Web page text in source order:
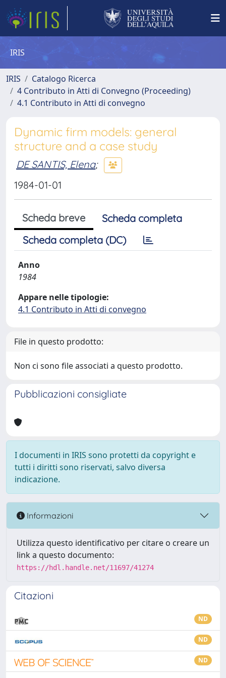
IRIS
IRIS
Catalogo Ricerca
4 Contributo in Atti di Convegno (Proceeding)
4.1 Contributo in Atti di convegno
Dynamic firm models: general
structure and a case study
DE SANTIS, Elena;
1984-01-01
Scheda breve
Scheda completa
Scheda completa (DC)
Anno
1984
Appare nelle tipologie:
4.1 Contributo in Atti di convegno
File in questo prodotto:
Non ci sono file associati a questo prodotto.
Pubblicazioni consigliate
I documenti in IRIS sono protetti da copyright e
tutti i diritti sono riservati, salvo diversa
indicazione.
Informazioni
Utilizza questo identificativo per citare o creare un
link a questo documento:
https://hdl.handle.net/11697/41274
Citazioni
ND
ND
ND